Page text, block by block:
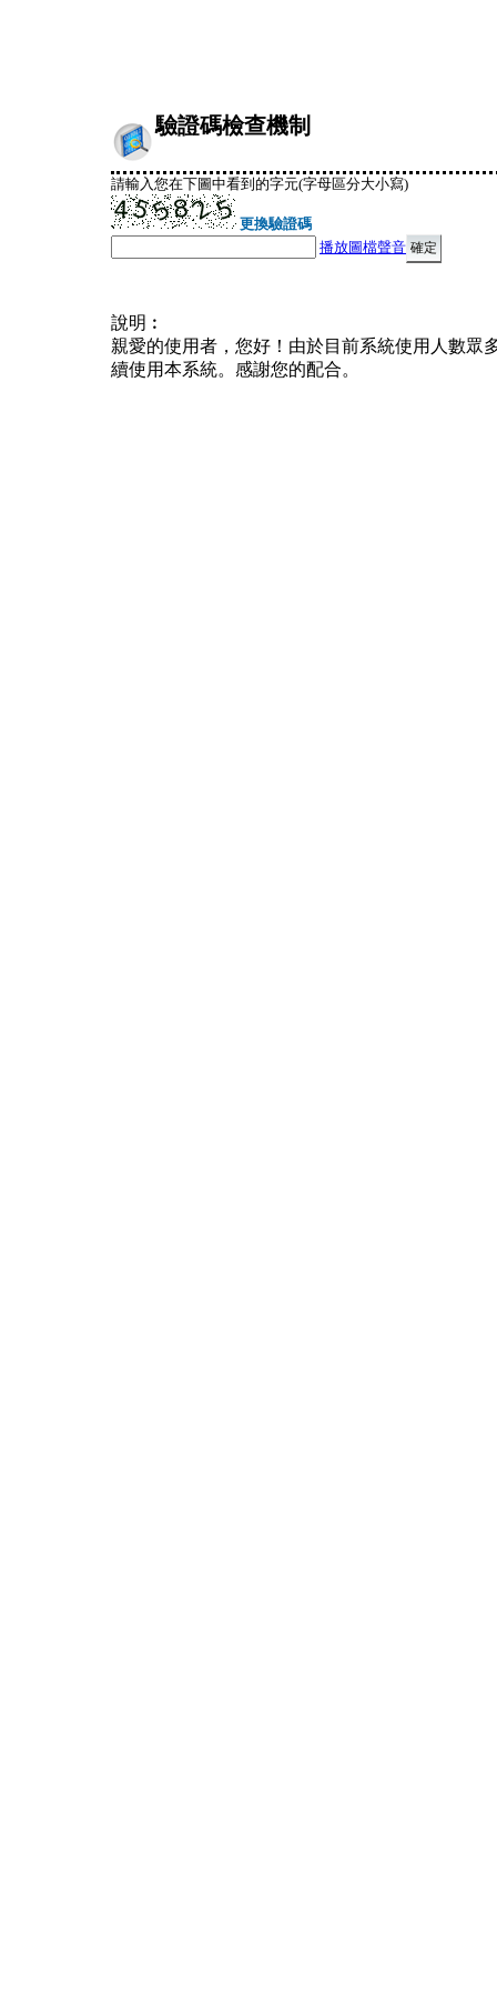
驗證碼檢查機制
請輸入您在下圖中看到的字元(字母區分大小寫)
更換驗證碼
播放圖檔聲音
說明︰
親愛的使用者，您好！由於目前系統使用人數眾
續使用本系統。感謝您的配合。